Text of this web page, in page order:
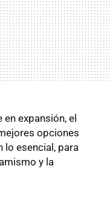
expansión, el
opciones
lo esencial, para
y la